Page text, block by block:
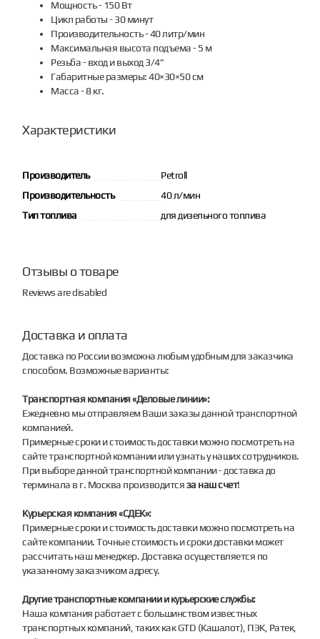
Мощность - 150 Вт
Цикл работы - 30 минут
Производительность - 40 литр/мин
Максимальная высота подъема - 5 м
Резьба - вход и выход 3/4”
Габаритные размеры: 40×30×50 см
Масса - 8 кг.
Характеристики
Производитель
Petroll
Производительность
40 л/мин
Тип топлива
для дизельного топлива
Отзывы о товаре
Reviews are disabled
Доставка и оплата
Доставка по России возможна любым удобным для заказчика
способом. Возможные варианты:
Транспортная компания «Деловые линии»:
Ежедневно мы отправляем Ваши заказы данной транспортной
компанией.
Примерные сроки и стоимость доставки можно посмотреть на
сайте транспортной компании или узнать у наших сотрудников.
При выборе данной транспортной компании - доставка до
терминала в г. Москва производитсяза наш счет!
Курьерская компания «СДЕК»:
Примерные сроки и стоимость доставки можно посмотреть на
сайте компании. Точные стоимость и сроки доставки может
рассчитать наш менеджер. Доставка осуществляется по
указанному заказчиком адресу.
Другие транспортные компании и курьерские службы:
Наша компания работает с большинством известных
транспортных компаний, таких как GTD (Кашалот), ПЭК, Ратек,